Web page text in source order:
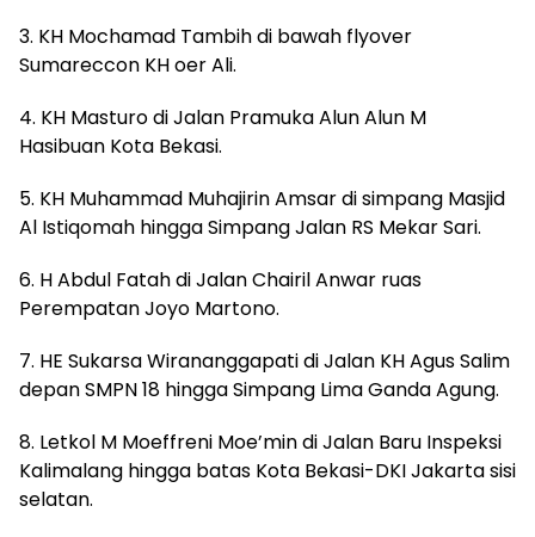
3. KH Mochamad Tambih di bawah flyover
Sumareccon KH oer Ali.
4. KH Masturo di Jalan Pramuka Alun Alun M
Hasibuan Kota Bekasi.
5. KH Muhammad Muhajirin Amsar di simpang Masjid
Al Istiqomah hingga Simpang Jalan RS Mekar Sari.
6. H Abdul Fatah di Jalan Chairil Anwar ruas
Perempatan Joyo Martono.
7. HE Sukarsa Wirananggapati di Jalan KH Agus Salim
depan SMPN 18 hingga Simpang Lima Ganda Agung.
8. Letkol M Moeffreni Moe’min di Jalan Baru Inspeksi
Kalimalang hingga batas Kota Bekasi-DKI Jakarta sisi
selatan.